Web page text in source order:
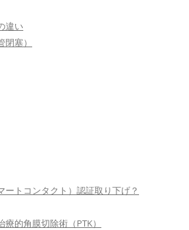
違い
塞）
ートコンタクト）認証取り下げ？
的角膜切除術（PTK）